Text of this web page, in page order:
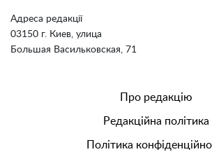
Адреса редакції
03150 г. Киев, улица
Большая Васильковская, 71
Про редакцію
Редакційна політика
Політика